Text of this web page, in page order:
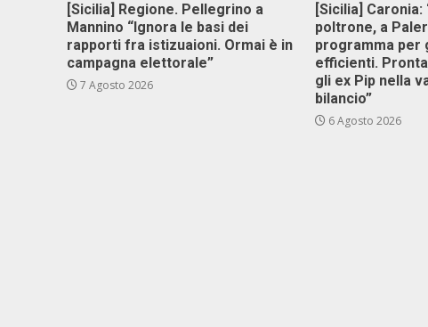
[Sicilia] Regione. Pellegrino a
Mannino “Ignora le basi dei
rapporti fra istizuaioni. Ormai è in
campagna elettorale”
7 Agosto 2026
[Sicilia]
poltrone, a
programma per
efficienti.
gli ex Pip nella
bilancio”
6 Agosto 2026